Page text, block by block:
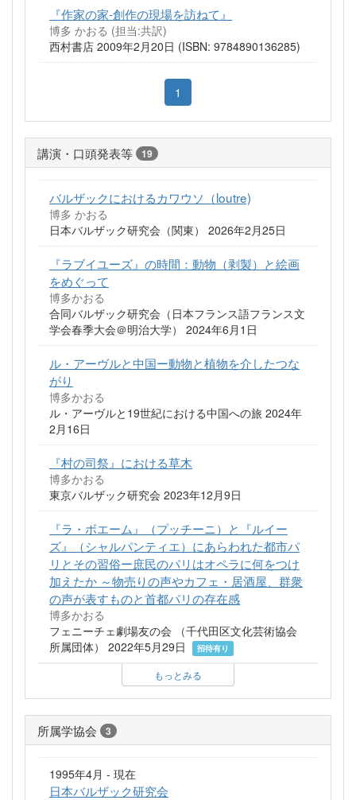
『作家の家-創作の現場を訪ねて』
博多 かおる (担当:共訳)
西村書店 2009年2月20日 (ISBN: 9784890136285)
1
講演・口頭発表等 19
バルザックにおけるカワウソ（loutre)
博多 かおる
日本バルザック研究会（関東） 2026年2月25日
『ラブイユーズ』の時間：動物（剥製）と絵画
をめぐって
博多かおる
合同バルザック研究会（日本フランス語フランス文
学会春季大会＠明治大学） 2024年6月1日
ル・アーヴルと中国ー動物と植物を介したつな
がり
博多かおる
ル・アーヴルと19世紀における中国への旅 2024年
2月16日
『村の司祭』における草木
博多かおる
東京バルザック研究会 2023年12月9日
『ラ・ボエーム』（プッチーニ）と『ルイー
ズ』（シャルパンティエ）にあらわれた都市パ
リとその習俗ー庶民のパリはオペラに何をつけ
加えたか ～物売りの声やカフェ・居酒屋、群衆
の声が表すものと首都パリの存在感
博多かおる
フェニーチェ劇場友の会 （千代田区文化芸術協会
所属団体） 2022年5月29日
招待有り
もっとみる
所属学協会 3
1995年4月 - 現在
日本バルザック研究会